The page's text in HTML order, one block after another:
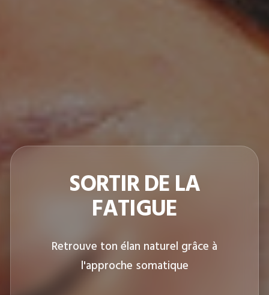
SORTIR DE LA
FATIGUE
Retrouve ton élan naturel grâce à
l'approche somatique